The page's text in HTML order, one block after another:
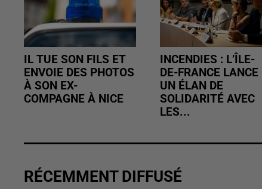
IL TUE SON FILS ET
ENVOIE DES PHOTOS
À SON EX-
COMPAGNE À NICE
INCENDIES : L’ÎLE-
DE-FRANCE LANCE
UN ÉLAN DE
SOLIDARITÉ AVEC
LES...
RÉCEMMENT DIFFUSÉ